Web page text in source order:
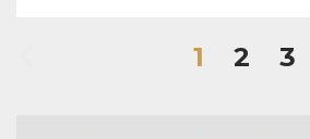
1 2 3